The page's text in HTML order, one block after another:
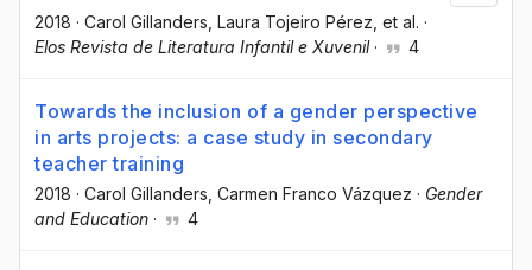
2018 · Carol Gillanders , Laura Tojeiro Pérez , et al. ·
Elos Revista de Literatura Infantil e Xuvenil· 4
Towards the inclusion of a gender perspective
in arts projects: a case study in secondary
teacher training
2018 · Carol Gillanders , Carmen Franco Vázquez · Gender
and Education · 4